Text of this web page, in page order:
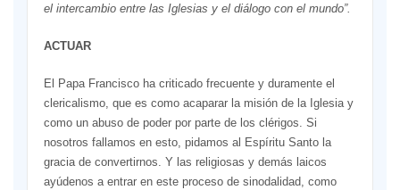
el intercambio entre las Iglesias y el diálogo con el mundo”.
ACTUAR
El Papa Francisco ha criticado frecuente y duramente el
clericalismo, que es como acaparar la misión de la Iglesia y
como un abuso de poder por parte de los clérigos. Si
nosotros fallamos en esto, pidamos al Espíritu Santo la
gracia de convertirnos. Y las religiosas y demás laicos
ayúdenos a entrar en este proceso de sinodalidad, como